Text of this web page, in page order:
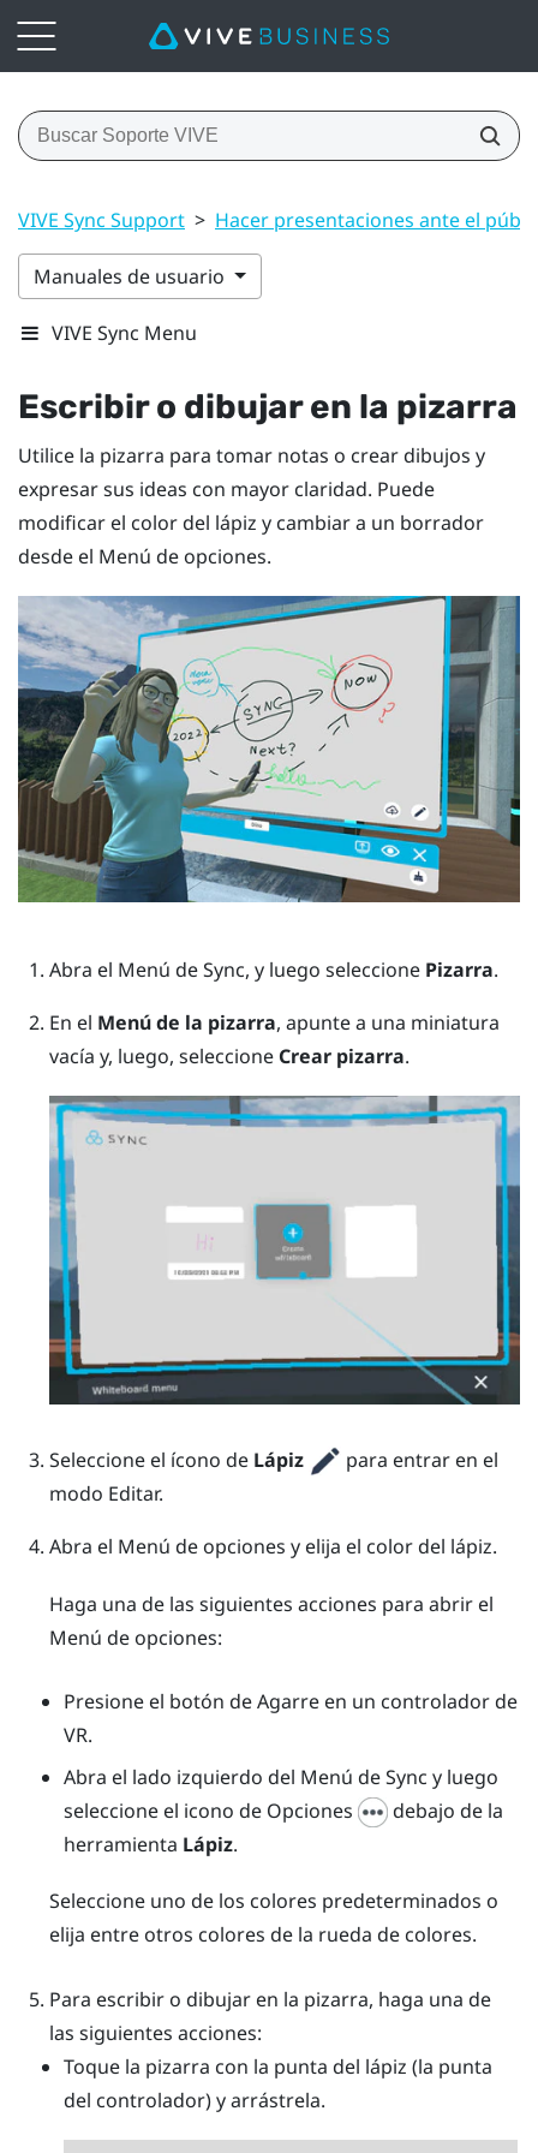
VIVE Sync Support > Hacer presentaciones ante el
Manuales de usuario
VIVE Sync Menu
Escribir o dibujar en la pizarra
Utilice la pizarra para tomar notas o crear dibujos y
expresar sus ideas con mayor claridad. Puede
modificar el color del lápiz y cambiar a un borrador
desde el Menú de opciones.
Abra el Menú de Sync, y luego seleccione Pizarra.
En el Menú de la pizarra, apunte a una miniatura
vacía y, luego, seleccione Crear pizarra.
Seleccione el ícono de Lápiz
para entrar en el
modo Editar.
Abra el Menú de opciones y elija el color del lápiz.
Haga una de las siguientes acciones para abrir el
Menú de opciones:
Presione el botón deAgarre en un controlador de
VR.
Abra el lado izquierdo del Menú de Sync y luego
seleccione el icono de Opciones
debajo de la
herramienta Lápiz.
Seleccione uno de los colores predeterminados o
elija entre otros colores de la rueda de colores.
Para escribir o dibujar en la pizarra, haga una de
las siguientes acciones:
Toque la pizarra con la punta del lápiz (la punta
del controlador) y arrástrela.